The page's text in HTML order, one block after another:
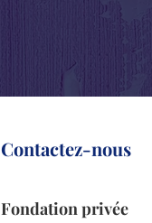
Contactez-nous
Fondation privée